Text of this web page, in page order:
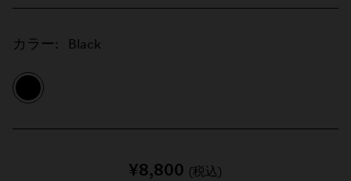
カラー: Black
¥8,800 (税込)